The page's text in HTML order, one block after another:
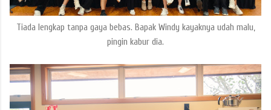
Tiada lengkap tanpa gaya bebas. Bapak Windy kayaknya udah malu,
pingin kabur dia.